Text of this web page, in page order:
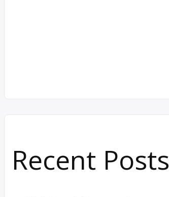
Recent Posts